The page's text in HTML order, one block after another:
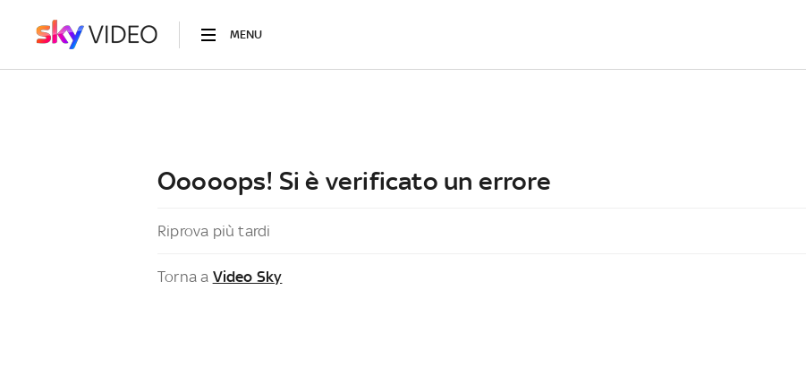
MENU
Ooooops! Si è verificato un errore
Riprova più tardi
Torna a Video Sky